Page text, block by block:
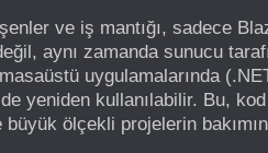
ve iş mantığı, sadece
aynı zamanda sunucu
uygulamalarında
yeniden kullanılabilir. Bu, kod
büyük ölçekli projelerin